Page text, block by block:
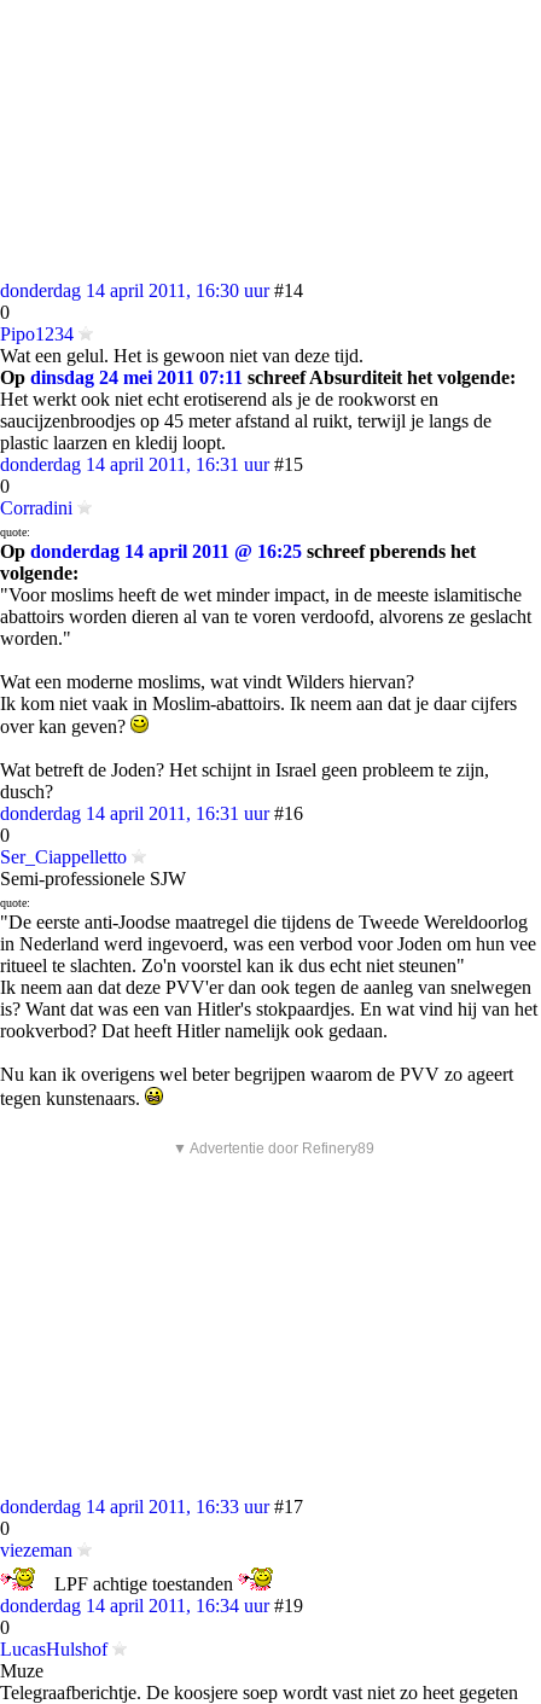
donderdag 14 april 2011, 16:30 uur #14
0
Pipo1234
Wat een gelul. Het is gewoon niet van deze tijd.
Op dinsdag 24 mei 2011 07:11 schreef Absurditeit het volgende:
Het werkt ook niet echt erotiserend als je de rookworst en
saucijzenbroodjes op 45 meter afstand al ruikt, terwijl je langs de
plastic laarzen en kledij loopt.
donderdag 14 april 2011, 16:31 uur #15
0
Corradini
quote:
Op donderdag 14 april 2011 @ 16:25 schreef pberends het
volgende:
"Voor moslims heeft de wet minder impact, in de meeste islamitische
abattoirs worden dieren al van te voren verdoofd, alvorens ze geslacht
worden."
Wat een moderne moslims, wat vindt Wilders hiervan?
Ik kom niet vaak in Moslim-abattoirs. Ik neem aan dat je daar cijfers
over kan geven?
Wat betreft de Joden? Het schijnt in Israel geen probleem te zijn,
dusch?
donderdag 14 april 2011, 16:31 uur #16
0
Ser_Ciappelletto
Semi-professionele SJW
quote:
"De eerste anti-Joodse maatregel die tijdens de Tweede Wereldoorlog
in Nederland werd ingevoerd, was een verbod voor Joden om hun vee
ritueel te slachten. Zo'n voorstel kan ik dus echt niet steunen"
Ik neem aan dat deze PVV'er dan ook tegen de aanleg van snelwegen
is? Want dat was een van Hitler's stokpaardjes. En wat vind hij van het
rookverbod? Dat heeft Hitler namelijk ook gedaan.
Nu kan ik overigens wel beter begrijpen waarom de PVV zo ageert
tegen kunstenaars.
▼ Advertentie door Refinery89
donderdag 14 april 2011, 16:33 uur #17
0
viezeman
LPF achtige toestanden
donderdag 14 april 2011, 16:34 uur #19
0
LucasHulshof
Muze
Telegraafberichtje. De koosjere soep wordt vast niet zo heet gegeten